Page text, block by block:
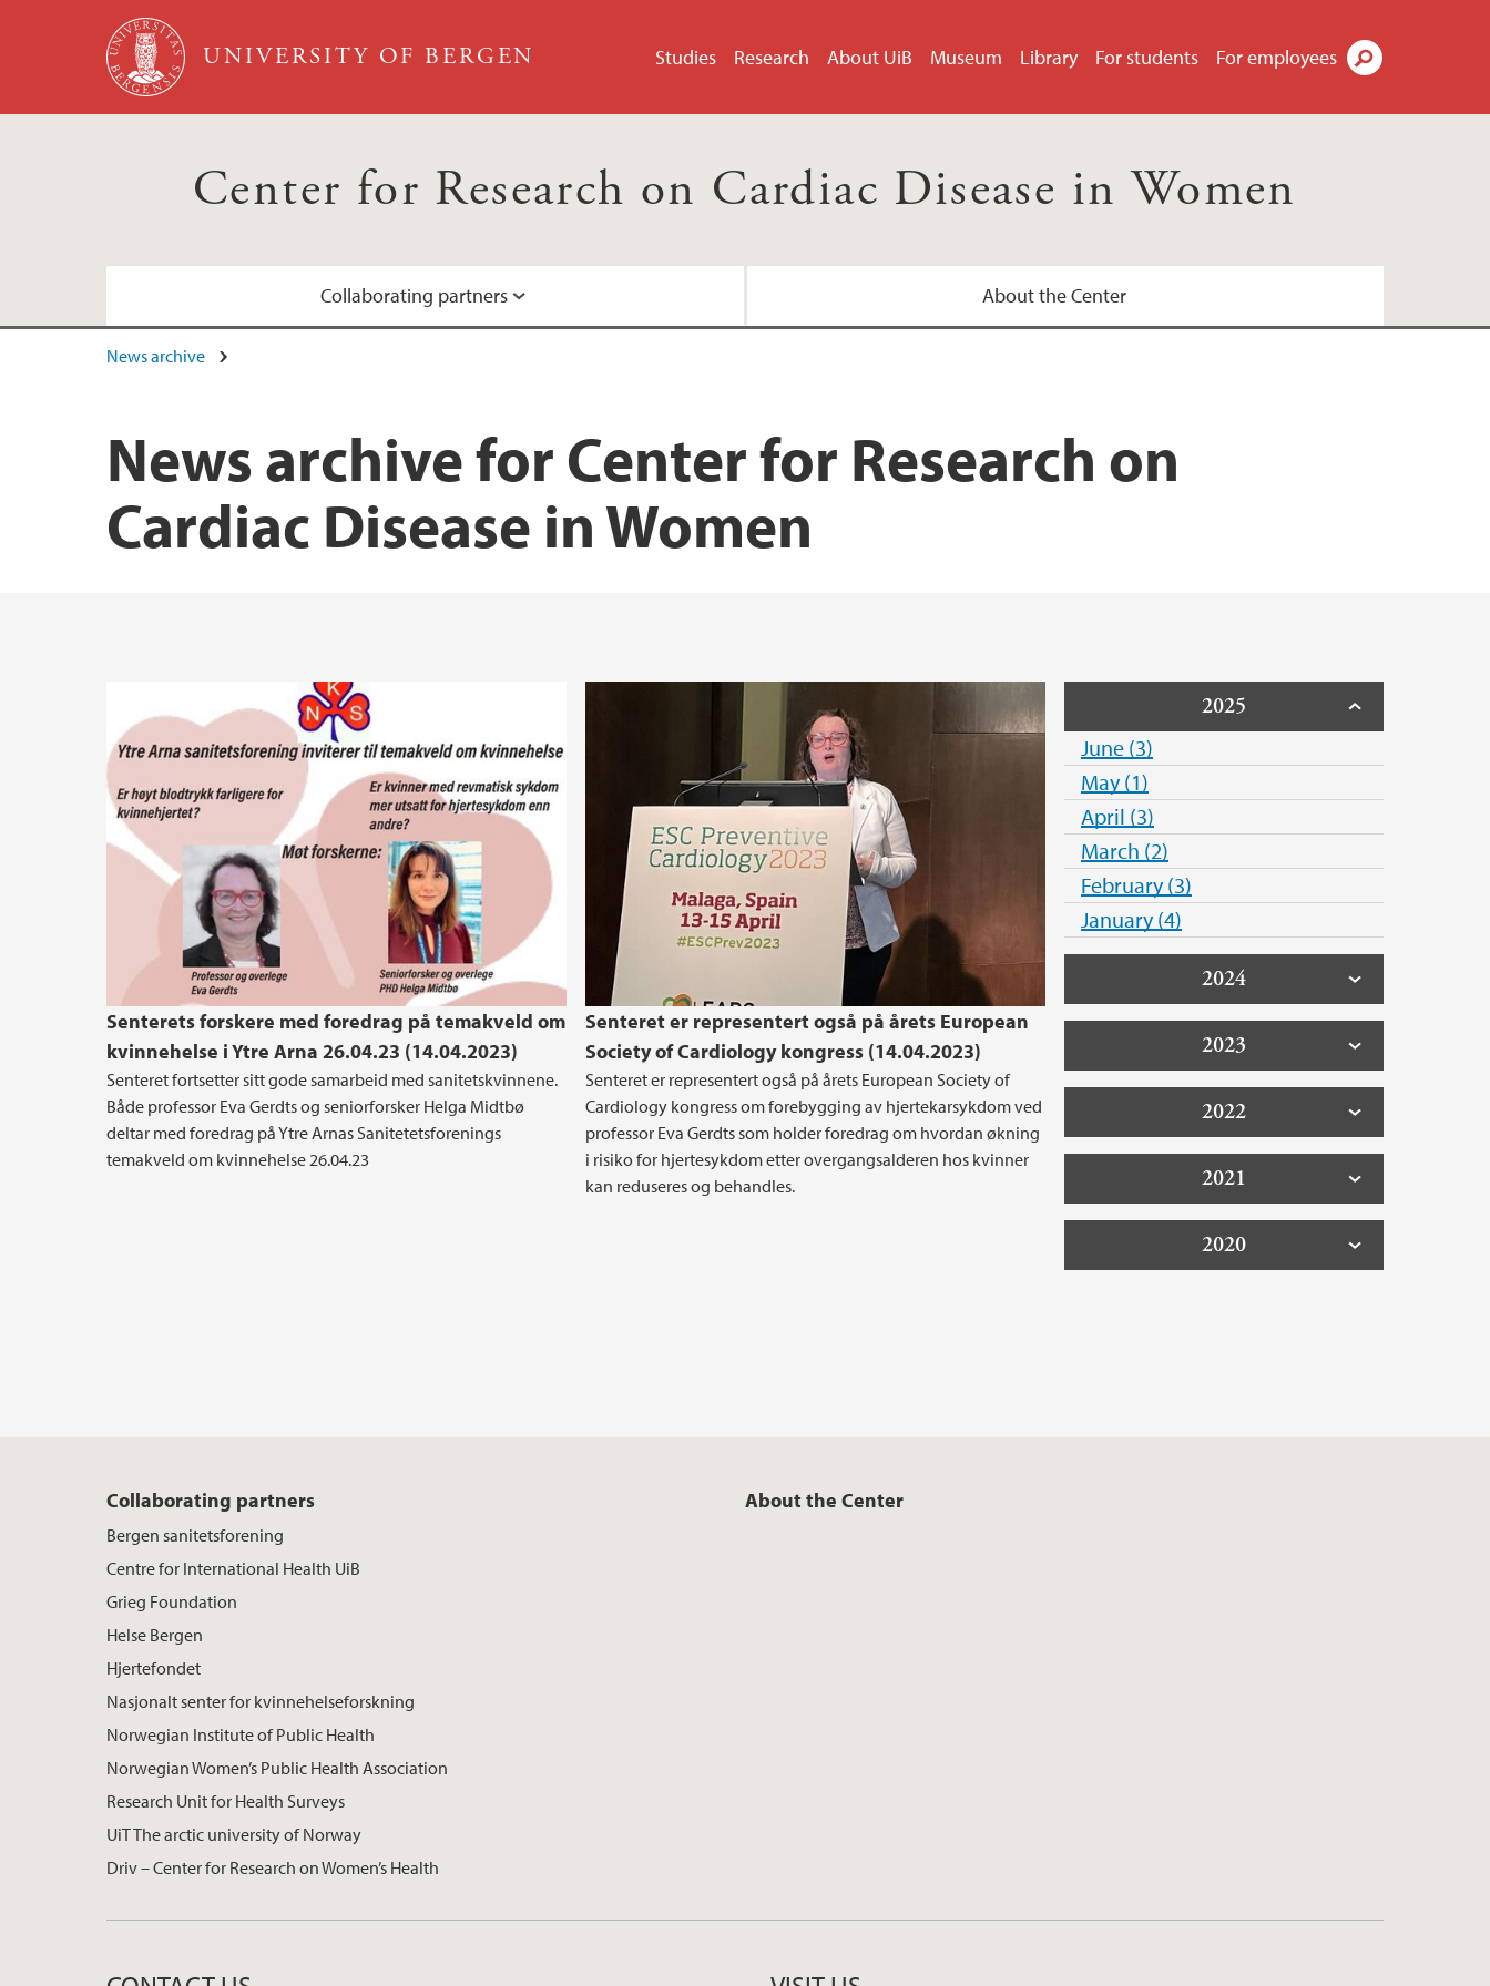
Skip to main content
UNIVERSITY OF BERGEN Studies Research About UiB Museum Library For students For employees
Center for Research on Cardiac Disease in Women
Collaborating partners
Bergen sanitetsforening
Norwegian Institute of Public Health
Driv – Center for Research on Women’s Health
About the Center
News archive
News archive for Center for Research on
Cardiac Disease in Women
Senterets forskere med foredrag på temakveld om
kvinnehelse i Ytre Arna 26.04.23 (14.04.2023)
Senteret fortsetter sitt gode samarbeid med sanitetskvinnene.
Både professor Eva Gerdts og seniorforsker Helga Midtbø
deltar med foredrag på Ytre Arnas Sanitetetsforenings
temakveld om kvinnehelse 26.04.23
Senteret er representert også på årets European
Society of Cardiology kongress (14.04.2023)
Senteret er representert også på årets European Society of
Cardiology kongress om forebygging av hjertekarsykdom ved
professor Eva Gerdts som holder foredrag om hvordan økning
i risiko for hjertesykdom etter overgangsalderen hos kvinner
kan reduseres og behandles.
2025
June (3)
May (1)
April (3)
March (2)
February (3)
January (4)
2024
2023
2022
2021
2020
Collaborating partners
Bergen sanitetsforening
Centre for International Health UiB
Grieg Foundation
Helse Bergen
Hjertefondet
Nasjonalt senter for kvinnehelseforskning
Norwegian Institute of Public Health
Norwegian Women’s Public Health Association
Research Unit for Health Surveys
UiT The arctic university of Norway
Driv – Center for Research on Women’s Health
About the Center